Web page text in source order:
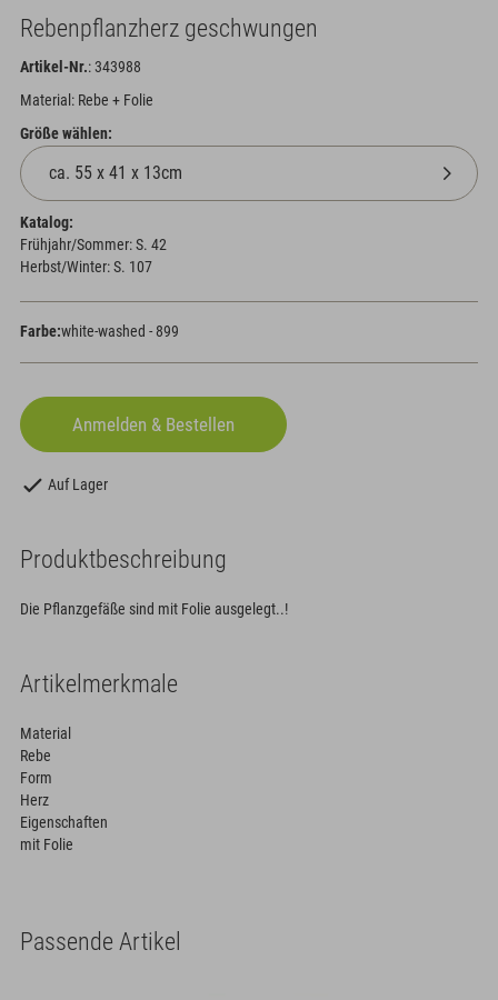
Rebenpflanzherz geschwungen
Artikel-Nr.: 343988
Material: Rebe + Folie
Größe wählen:
Katalog:
Frühjahr/Sommer: S. 42
Herbst/Winter: S. 107
Farbe:white-washed - 899
Auf Lager
Produktbeschreibung
Die Pflanzgefäße sind mit Folie ausgelegt..!
Artikelmerkmale
Material
Rebe
Form
Herz
Eigenschaften
mit Folie
Passende Artikel